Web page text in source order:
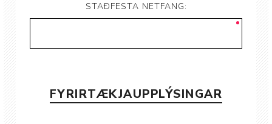
STAÐFESTA NETFANG:
FYRIRTÆKJAUPPLÝSINGAR